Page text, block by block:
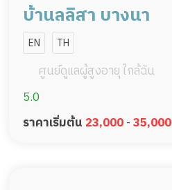
บ้านลลิสา บางนา
EN TH
ศูนย์ดูแลผู้สูงอายุ ใกล้ฉัน
5.0
ราคาเริ่มต้น 23,000-35,000